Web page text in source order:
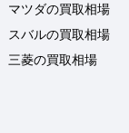
マツダの買取相場
スバルの買取相場
三菱の買取相場